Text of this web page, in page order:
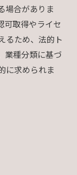
場合がありま
可取得やライセ
るため、法的ト
業種分類に基づ
に求められま